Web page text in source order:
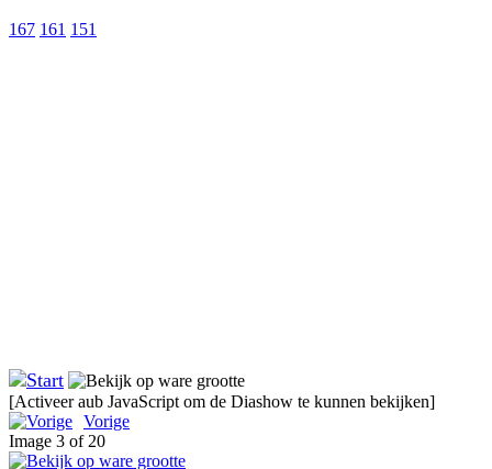
167 161 151
[Activeer aub JavaScript om de Diashow te kunnen bekijken]
Vorige
Image 3 of 20